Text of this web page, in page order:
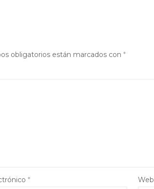
obligatorios están marcados con *
* Web